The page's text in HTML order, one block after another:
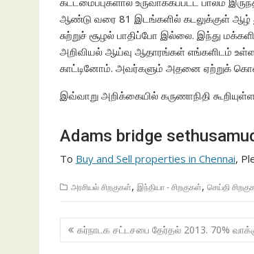
ஆண்டு வரை 81 இடங்களில் கடலுக்குள் ஆழ்
சுற்றுச் சூழல் பாதிப்போ இல்லை. இந்து
அறிவியல் ஆய்வு ஆதாரங்கள் எங்களிடம்
காட்டினோம். அவர்களும் அதனை ஏற்றுக்
இவ்வாறு அறிக்கையில் கருணாநிதி
Adams bridge
To Buy and Sell properties in Chennai,
அரசியல் சிறகுகள், இந்தியா - சிறகுகள், செய்தி
Post
navigation
கர்நாடக சட்டசபை தேர்தல் 2013. 70%